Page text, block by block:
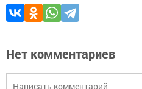
Нет комментариев